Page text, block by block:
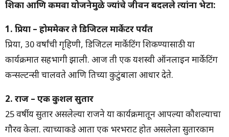
शिका आणि कमवा योजनेमुळे ज्यांचे जीवन बदलले त्यांना भेटा:
1. प्रिया – होममेकर ते डिजिटल मार्केटर पर्यंत
प्रिया, 30 वर्षांची गृहिणी, डिजिटल मार्केटिंग शिकण्यासाठी या
कार्यक्रमात सहभागी झाली. आज ती एक यशस्वी ऑनलाइन मार्केटिंग
कन्सल्टन्सी चालवते आणि तिच्या कुटुंबाला आधार देते.
2. राज – एक कुशल सुतार
25 वर्षीय सुतार असलेल्या राजने या कार्यक्रमातून आपल्या कौशल्याचा
गौरव केला. त्याच्याकडे आता एक भरभराट होत असलेला सुतारकाम